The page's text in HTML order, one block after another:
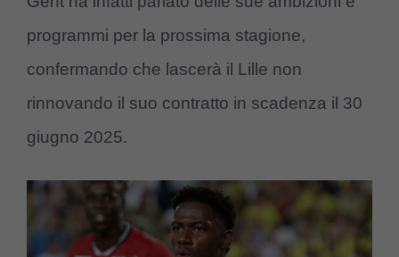
programmi per la prossima stagione,
confermando che lascerà il Lille non
rinnovando il suo contratto in scadenza il 30
giugno 2025.